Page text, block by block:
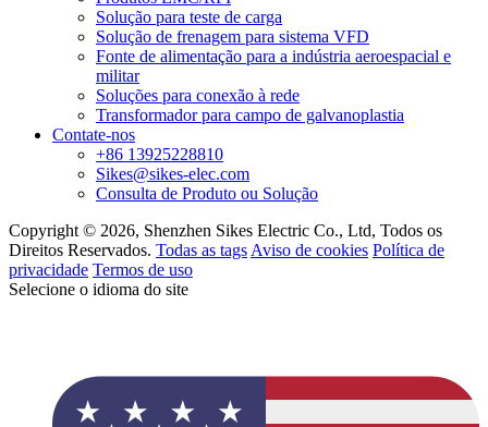
Solução para teste de carga
Solução de frenagem para sistema VFD
Fonte de alimentação para a indústria aeroespacial e
militar
Soluções para conexão à rede
Transformador para campo de galvanoplastia
Contate-nos
+86 13925228810
Sikes@sikes-elec.com
Consulta de Produto ou Solução
Copyright © 2026, Shenzhen Sikes Electric Co., Ltd, Todos os
Direitos Reservados. Todas as tags Aviso de cookies Política de
privacidade Termos de uso
Selecione o idioma do site